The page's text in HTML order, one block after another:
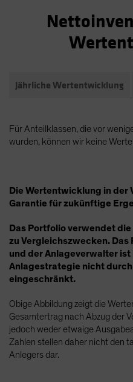
Jährliche Wertentwicklung
Für Anteilklassen, die vor
wurden, können wir keine
Die Wertentwicklung in der
Garantie für zukünftige
Das Portfolio verwendet
zu Vergleichszwecken.
und der Anlageverwalter
Anlagestrategie nicht
eingeschränkt.
Obige Abbildung zeigt die
Gesamtertrag nach Abzug der
jedoch weder etwaige
Zahlen stellen daher nicht den
Anlegers dar.